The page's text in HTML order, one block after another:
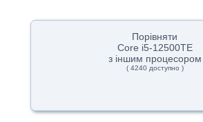
Порівняти
Core i5-12500TE
з іншим процесором
( 4240 доступно )